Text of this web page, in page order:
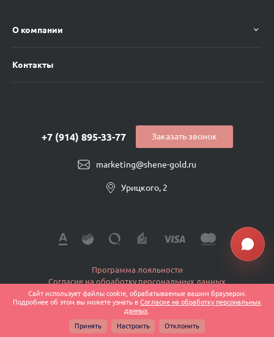
О компании
Контакты
marketing@shene-gold.ru
+7 (914) 895-33-77
Урицкого, 2
Заказать звонок
Программа лояльности
Согласие на обработку персональных данных
Политика конфиденциальности
Публичная оферта
© 2026 Shene-Ювелир, Все права защищены
Сайт использует файлы cookie, обрабатываемые вашим браузером.
Подробнее об этом вы можете узнать в Согласие на обработку персональных
данных
Принять Настроить Отклонить